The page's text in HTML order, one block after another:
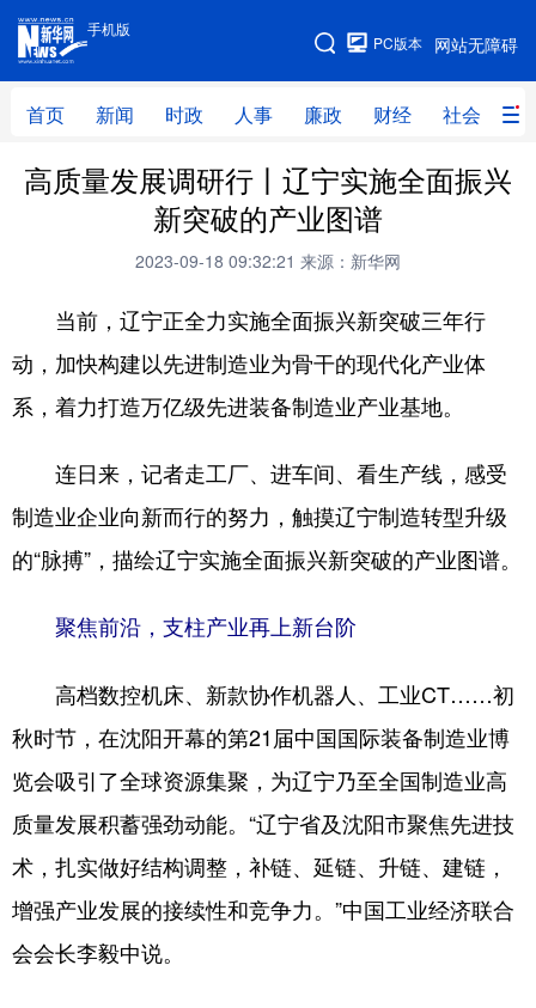
手机版
网站无障碍
PC版本
首页 新闻 时政 人事 廉政 财经 社会 科
手机版
网站地图
首页 新闻 时政 人事
财经 社会
体育 视频 直播 无人机
地方频道
北京 天津 河北 山西
辽宁 吉林 上海 江苏
浙江 安徽 福建 江西
山东 河南 湖北
四川 贵州 云南 西藏
陕西 甘肃 青海 宁夏
新疆 内蒙古 黑龙江
多语种频道
English
高质量发展调研行丨辽宁实施全面振兴
新突破的产业图谱
2023-09-18 09:32:21 来源：新华网
当前，辽宁正全力实施全面振兴新突破三年行
动，加快构建以先进制造业为骨干的现代化产业体
系，着力打造万亿级先进装备制造业产业基地。
连日来，记者走工厂、进车间、看生产线，感受
制造业企业向新而行的努力，触摸辽宁制造转型升级
的“脉搏”，描绘辽宁实施全面振兴新突破的产业图谱。
聚焦前沿，支柱产业再上新台阶
高档数控机床、新款协作机器人、工业CT……初
秋时节，在沈阳开幕的第21届中国国际装备制造业博
览会吸引了全球资源集聚，为辽宁乃至全国制造业高
质量发展积蓄强劲动能。“辽宁省及沈阳市聚焦先进技
术，扎实做好结构调整，补链、延链、升链、建链，
增强产业发展的接续性和竞争力。”中国工业经济联合
会会长李毅中说。